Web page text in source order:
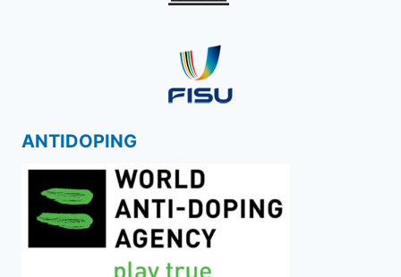
ANTIDOPING